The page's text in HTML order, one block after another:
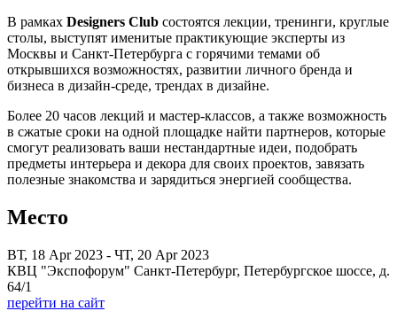
В рамках Designers Club состоятся лекции, тренинги, круглые
столы, выступят именитые практикующие эксперты из
Москвы и Санкт-Петербурга с горячими темами об
открывшихся возможностях, развитии личного бренда и
бизнеса в дизайн-среде, трендах в дизайне.
Более 20 часов лекций и мастер-классов, а также возможность
в сжатые сроки на одной площадке найти партнеров, которые
смогут реализовать ваши нестандартные идеи, подобрать
предметы интерьера и декора для своих проектов, завязать
полезные знакомства и зарядиться энергией сообщества.
Место
ВТ, 18 Apr 2023 - ЧТ, 20 Apr 2023
КВЦ "Экспофорум" Санкт-Петербург, Петербургское шоссе, д.
64/1
перейти на сайт